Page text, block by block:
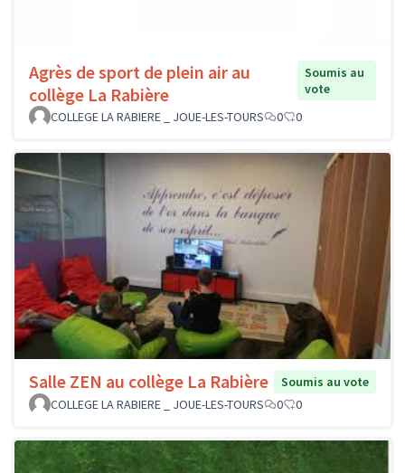
Agrès de sport de plein air au
collège La Rabière
Soumis au
vote
COLLEGE LA RABIERE _ JOUE-LES-TOURS
0 0
Salle ZEN au collège La Rabière
Soumis au vote
COLLEGE LA RABIERE _ JOUE-LES-TOURS
0 0